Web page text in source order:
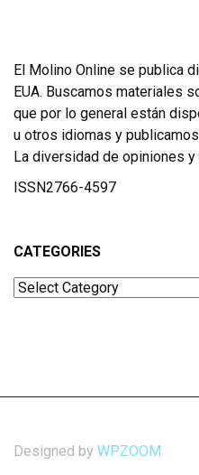
El Molino Online se publica
EUA. Buscamos materiales
que por lo general están
u otros idiomas y
La diversidad de opiniones
ISSN2766-4597
CATEGORIES
Categories
Designed by WPZOOM